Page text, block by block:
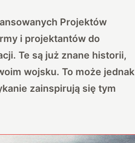
Projektów
i projektantów do
Te są już znane historii,
wojsku. To może jednak
zainspirują się tym